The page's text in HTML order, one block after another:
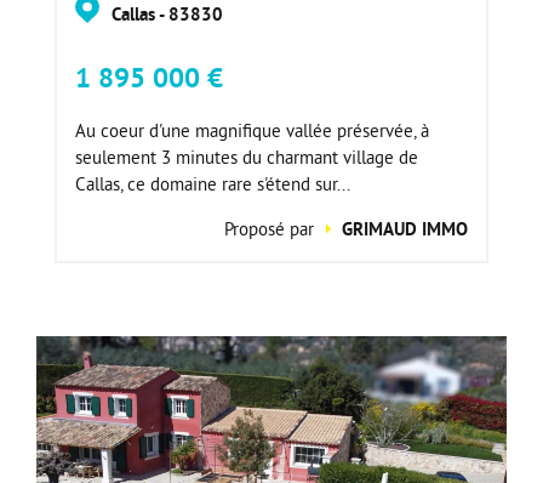
Callas - 83830
1 895 000 €
Au coeur d'une magnifique vallée préservée, à
seulement 3 minutes du charmant village de
Callas, ce domaine rare s'étend sur...
Proposé par
GRIMAUD IMMO